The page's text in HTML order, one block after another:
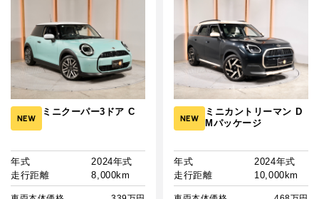
NEW
ミニクーパー3ドア C
年式
2024年式
走行距離
8,000km
NEW
ミニカントリーマン D
Mパッケージ
年式
2024年式
走行距離
10,000km